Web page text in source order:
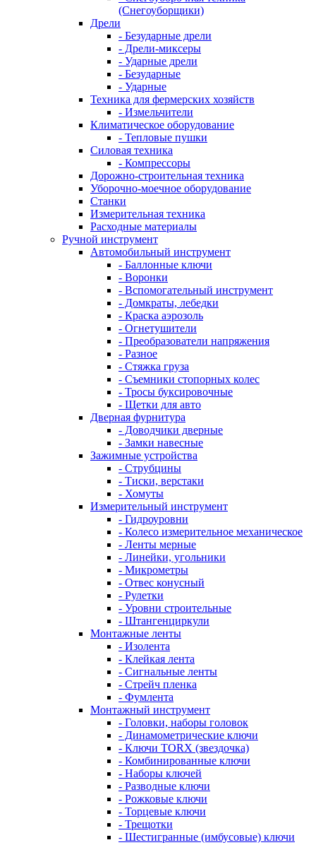
(Снегоуборщики)
Дрели
- Безударные дрели
- Дрели-миксеры
- Ударные дрели
- Безударные
- Ударные
Техника для фермерских хозяйств
- Измельчители
Климатическое оборудование
- Тепловые пушки
Силовая техника
- Компрессоры
Дорожно-строительная техника
Уборочно-моечное оборудование
Станки
Измерительная техника
Расходные материалы
Ручной инструмент
Автомобильный инструмент
- Баллонные ключи
- Воронки
- Вспомогательный инструмент
- Домкраты, лебедки
- Краска аэрозоль
- Огнетушители
- Преобразователи напряжения
- Разное
- Стяжка груза
- Съемники стопорных колес
- Тросы буксировочные
- Щетки для авто
Дверная фурнитура
- Доводчики дверные
- Замки навесные
Зажимные устройства
- Струбцины
- Тиски, верстаки
- Хомуты
Измерительный инструмент
- Гидроуровни
- Колесо измерительное механическое
- Ленты мерные
- Линейки, угольники
- Микрометры
- Отвес конусный
- Рулетки
- Уровни строительные
- Штангенциркули
Монтажные ленты
- Изолента
- Клейкая лента
- Сигнальные ленты
- Стрейч пленка
- Фумлента
Монтажный инструмент
- Головки, наборы головок
- Динамометрические ключи
- Ключи TORX (звездочка)
- Комбинированные ключи
- Наборы ключей
- Разводные ключи
- Рожковые ключи
- Торцевые ключи
- Трещотки
- Шестигранные (имбусовые) ключи